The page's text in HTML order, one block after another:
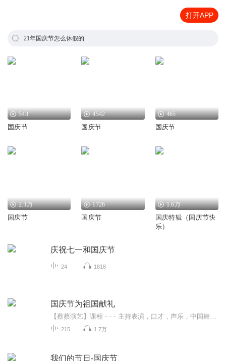
打开APP
21年国庆节怎么休假的
543
国庆节
4542
国庆节
465
国庆节
2.1万
国庆节
1726
国庆节
1.6万
国庆特辑（国庆节快
乐）
庆祝七一和国庆节
24 1818
国庆节为祖国献礼
215 1.7万
我们的节日-国庆节